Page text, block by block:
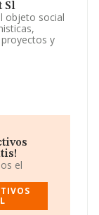
Sl
objeto social
y
plani. La
como
en
S.L
los datos de
ámbito
y se estima
el